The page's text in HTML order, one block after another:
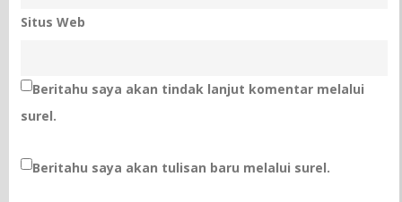
Situs Web
Beritahu saya akan tindak lanjut komentar melalui
surel.
Beritahu saya akan tulisan baru melalui surel.